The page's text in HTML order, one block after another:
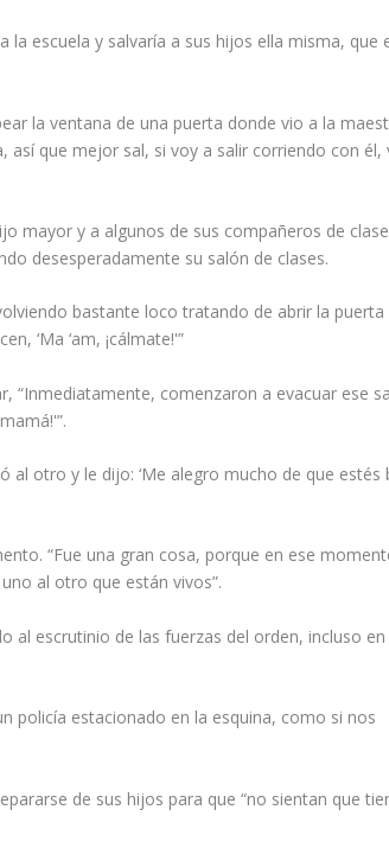
escuela y salvaría a sus hijos ella misma, que
la ventana de una puerta donde vio a la
así que mejor sal, si voy a salir corriendo con él,
mayor y a algunos de sus compañeros de
desesperadamente su salón de clases.
bastante loco tratando de abrir la puerta
‘Ma ‘am, ¡cálmate!'”
“Inmediatamente, comenzaron a evacuar ese
otro y le dijo: ‘Me alegro mucho de que estés
“Fue una gran cosa, porque en ese
al otro que están vivos”.
al escrutinio de las fuerzas del orden, incluso
policía estacionado en la esquina, como si nos
de sus hijos para que “no sientan que